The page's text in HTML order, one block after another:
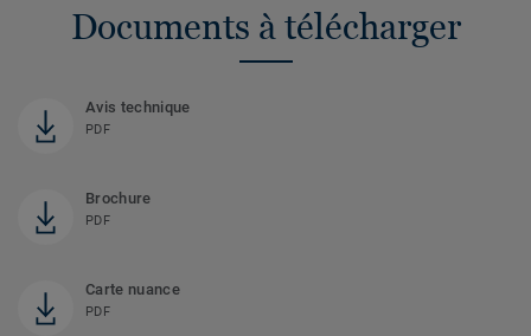
Documents à télécharger
Avis technique
PDF
Brochure
PDF
Carte nuance
PDF